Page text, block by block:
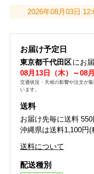
2026年08月03日
お届け予定日
東京都千代田区にお
08月13日（木）～08
交通状況・天候の影響や注文が
います。
送料
お届け先毎に送料
沖縄県は送料1,100円(
送料について
配送種別